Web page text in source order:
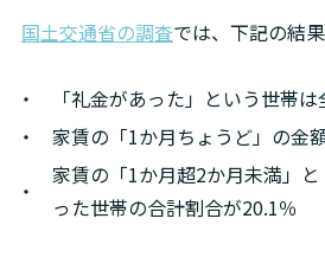
国土交通省の調査では、下記の結
「礼金があった」という世帯
家賃の「1か月ちょうど」の金
家賃の「1か月超2か月未満」
った世帯の合計割合が20.1％